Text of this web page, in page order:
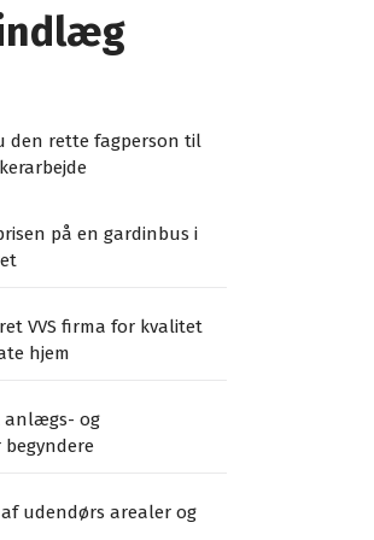
den rette fagperson til
på en gardinbus i
VVS firma for kvalitet
hjem
anlægs- og
udendørs arealer og